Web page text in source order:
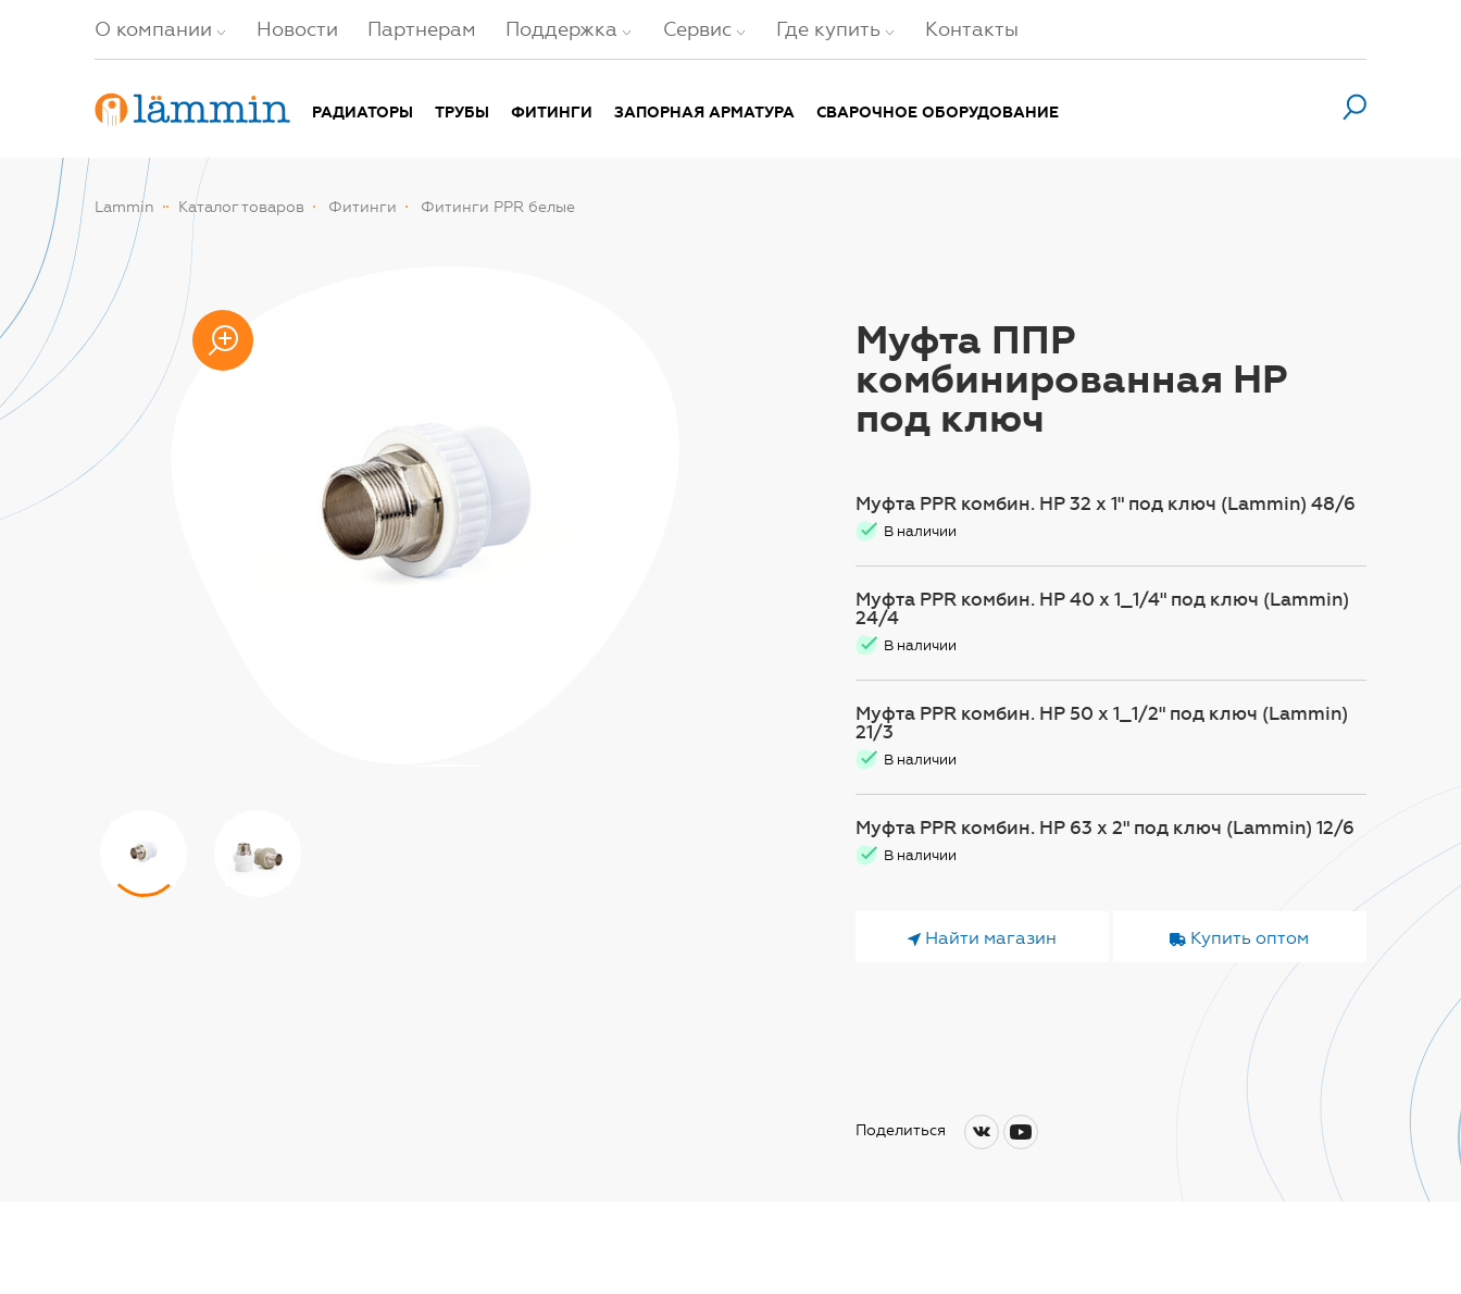
О компании Новости Партнерам Поддержка Сервис Где купить Контакты
РАДИАТОРЫ ТРУБЫ ФИТИНГИ ЗАПОРНАЯ АРМАТУРА СВАРОЧНОЕ ОБОРУДОВАНИЕ
Lammin Каталог товаров Фитинги Фитинги PPR белые
Муфта ППР
комбинированная НР
под ключ
Муфта PPR комбин. НР 32 х 1" под ключ (Lammin) 48/6
В наличии
Муфта PPR комбин. НР 40 х 1_1/4" под ключ (Lammin)
24/4
В наличии
Муфта PPR комбин. НР 50 х 1_1/2" под ключ (Lammin)
21/3
В наличии
Муфта PPR комбин. НР 63 х 2" под ключ (Lammin) 12/6
В наличии
Найти магазин Купить оптом
Поделиться